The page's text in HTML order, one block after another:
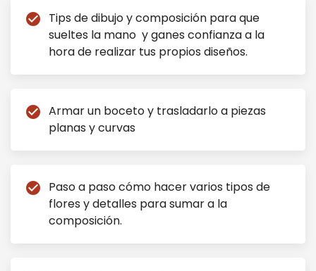
check_circle Tips de dibujo y composición para que
sueltes la mano y ganes confianza a la
hora de realizar tus propios diseños.
check_circle Armar un boceto y trasladarlo a piezas
planas y curvas
check_circle Paso a paso cómo hacer varios tipos de
flores y detalles para sumar a la
composición.